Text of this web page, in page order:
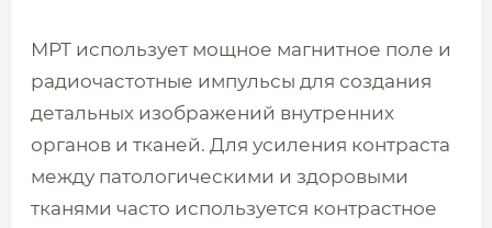
МРТ использует мощное магнитное поле и
радиочастотные импульсы для создания
детальных изображений внутренних
органов и тканей. Для усиления контраста
между патологическими и здоровыми
тканями часто используется контрастное